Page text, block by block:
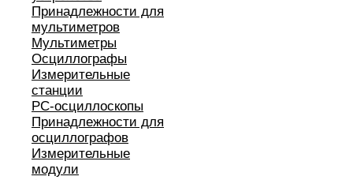
Принадлежности для
мультиметров
Мультиметры
Осциллографы
Измерительные
станции
РС-осциллоскопы
Принадлежности для
осциллографов
Измерительные
модули